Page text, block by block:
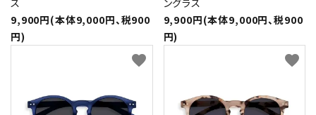
ス
9,900円(本体9,000円、税900
円)
ングラス
9,900円(本体9,000円、税900
円)
favorite favorite